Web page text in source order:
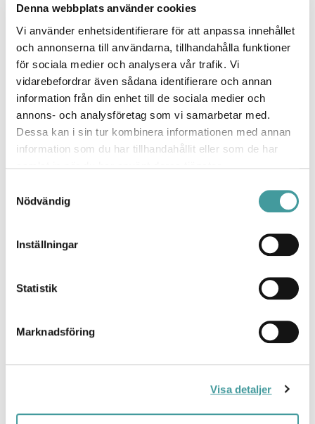
Denna webbplats använder cookies
Vi använder enhetsidentifierare för att anpassa innehållet
och annonserna till användarna, tillhandahålla funktioner
för sociala medier och analysera vår trafik. Vi
vidarebefordrar även sådana identifierare och annan
information från din enhet till de sociala medier och
annons- och analysföretag som vi samarbetar med.
Dessa kan i sin tur kombinera informationen med annan
information som du har tillhandahållit eller som de har
Nödvändig
Inställningar
Statistik
Marknadsföring
Visa detaljer
Perfora M
Perfora är en serie armaturer från Molto Luce med ett
tidlöst runt formspråk som finns i tre olika storlekar.
bländskydd. Ställbar färgtemperatur 2700K/3000K. Perfora